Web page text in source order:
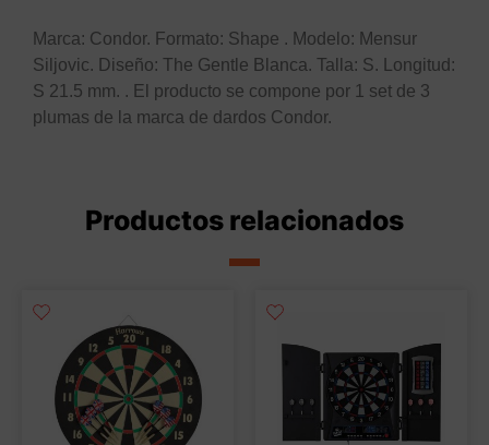
Marca: Condor. Formato: Shape . Modelo: Mensur
Siljovic. Diseño: The Gentle Blanca. Talla: S. Longitud:
S 21.5 mm. . El producto se compone por 1 set de 3
plumas de la marca de dardos Condor.
Productos relacionados